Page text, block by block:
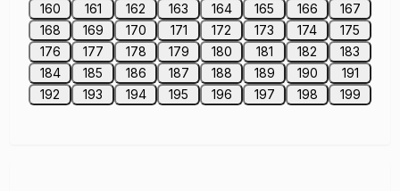
160
161 162 163 164 165 166
167
168
169 170 171 172 173 174
175
176
177 178 179 180 181 182
183
184
185 186 187 188 189 190
191
192
193 194 195 196 197 198 199